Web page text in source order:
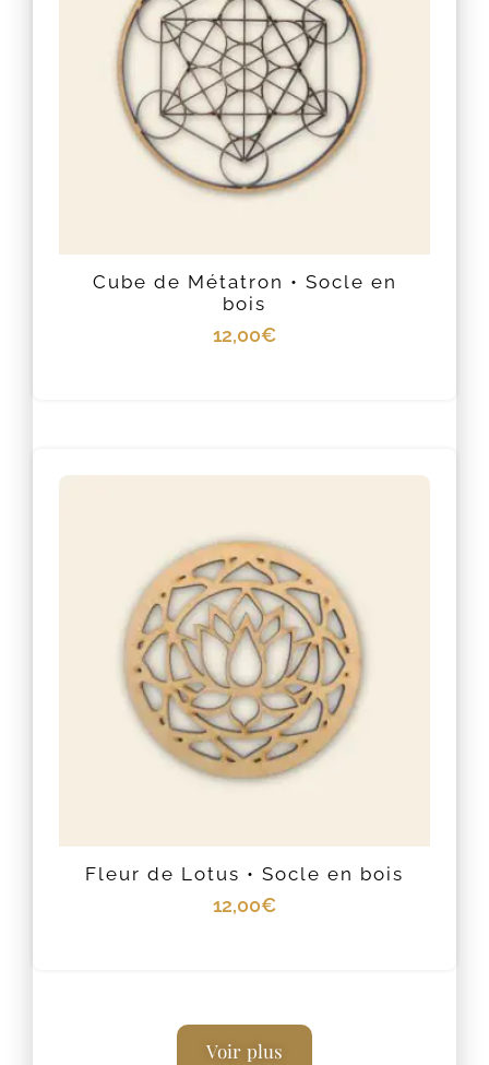
Cube de Métatron • Socle en
bois
12,00€
Fleur de Lotus • Socle en bois
12,00€
Voir plus